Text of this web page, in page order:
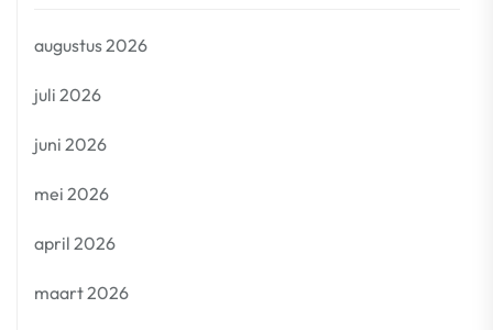
augustus 2026
juli 2026
juni 2026
mei 2026
april 2026
maart 2026